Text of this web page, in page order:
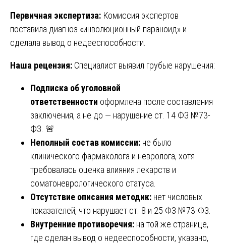
Первичная экспертиза: Комиссия экспертов
поставила диагноз «инволюционный параноид» и
сделала вывод о недееспособности.
Наша рецензия: Специалист выявил грубые нарушения:
Подписка об уголовной
ответственности оформлена после составления
заключения, а не до — нарушение ст. 14 ФЗ №73-
ФЗ. 🚨
Неполный состав комиссии: не было
клинического фармаколога и невролога, хотя
требовалась оценка влияния лекарств и
соматоневрологического статуса.
Отсутствие описания методик: нет числовых
показателей, что нарушает ст. 8 и 25 ФЗ №73-ФЗ.
Внутренние противоречия: на той же странице,
где сделан вывод о недееспособности, указано,